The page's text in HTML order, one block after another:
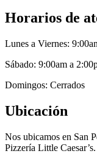
Horarios de
Lunes a Viernes:
Sábado: 9:00am a
Domingos: Cerrados
Ubicación
Nos ubicamos en San
Pizzería Little